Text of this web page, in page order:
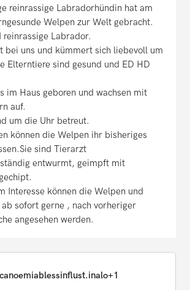
reinrassige Labradorhündin hat am
Welpen zur Welt gebracht.
reinrassige Labrador.
bei uns und kümmert sich liebevoll um
Elterntiere sind gesund und ED HD
im Haus geboren und wachsen mit
auf.
um die Uhr betreut.
können die Welpen ihr bisheriges
sind Tierarzt
entwurmt, geimpft mit
Interesse können die Welpen und
sofort gerne , nach vorheriger
angesehen werden.